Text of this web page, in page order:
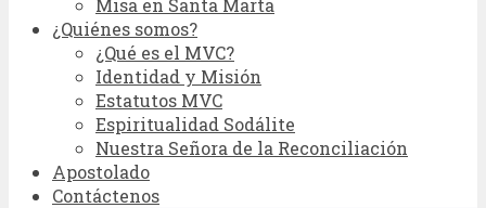
Misa en Santa Marta
¿Quiénes somos?
¿Qué es el MVC?
Identidad y Misión
Estatutos MVC
Espiritualidad Sodálite
Nuestra Señora de la Reconciliación
Apostolado
Contáctenos